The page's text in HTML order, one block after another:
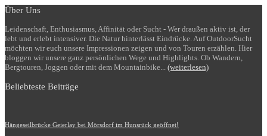
Über Uns
Leidenschaft, Enthusiasmus, Affinität oder Sucht - Wer draußen aktiv ist, der
lebt und erlebt intensiver. Die Natur hinterlässt Eindrücke. Auf OutdoorSucht
möchten wir euch unsere Impressionen zeigen und von Touren erzählen. Hier
bloggen wir unsere ganz persönlichen Wege und Highlights. Ob Wandern,
Bergtouren, Joggen oder mit dem Mountainbike... (weiterlesen)
Beliebteste Beiträge
Hängeseilbrücke Geierlay bei Mörsdorf im Hunsrück geöffnet!